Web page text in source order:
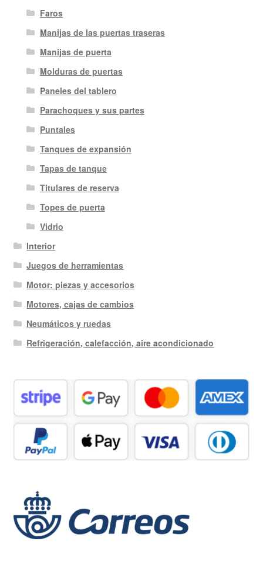
Faros
Manijas de las puertas traseras
Manijas de puerta
Molduras de puertas
Paneles del tablero
Parachoques y sus partes
Puntales
Tanques de expansión
Tapas de tanque
Titulares de reserva
Topes de puerta
Vidrio
Interior
Juegos de herramientas
Motor: piezas y accesorios
Motores, cajas de cambios
Neumáticos y ruedas
Refrigeración, calefacción, aire acondicionado